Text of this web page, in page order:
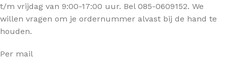
t/m vrijdag van 9:00-17:00 uur. Bel 085-0609152. We
willen vragen om je ordernummer alvast bij de hand te
houden.
Per mail